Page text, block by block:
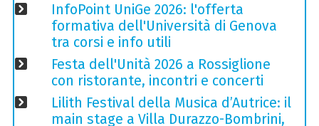
InfoPoint UniGe 2026: l'offerta
formativa dell'Università di Genova
tra corsi e info utili
Festa dell'Unità 2026 a Rossiglione
con ristorante, incontri e concerti
Lilith Festival della Musica d’Autrice: il
main stage a Villa Durazzo-Bombrini,